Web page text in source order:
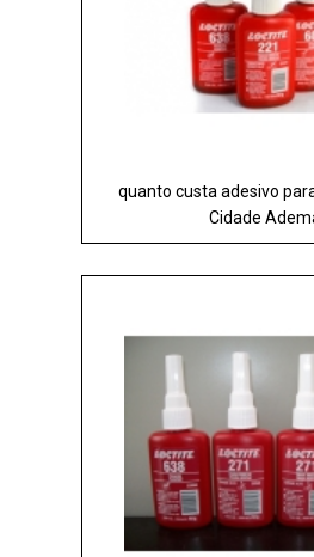
quanto custa adesivo
Cidade